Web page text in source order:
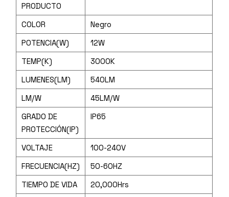
PRODUCTO
COLOR
Negro
POTENCIA(W)
12W
TEMP(K)
3000K
LUMENES(LM)
540LM
LM/W
45LM/W
GRADO DE
PROTECCIÓN(IP)
IP65
VOLTAJE
100-240V
FRECUENCIA(HZ)
50-60HZ
TIEMPO DE VIDA
20,000Hrs